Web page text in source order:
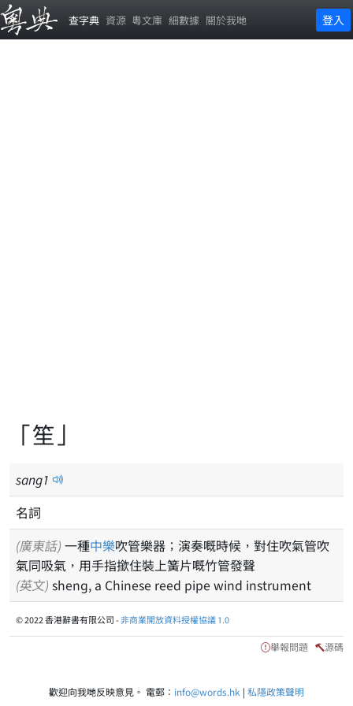
查字典 資源 粵文庫 細數據 關於我哋 登入
「笙」
sang1
名詞
(廣東話) 一種中樂吹管樂器；演奏嘅時候，對住吹氣管吹
氣同吸氣，用手指撳住裝上簧片嘅竹管發聲
(英文) sheng, a Chinese reed pipe wind instrument
© 2022 香港辭書有限公司 -非商業開放資料授權協議 1.0
舉報問題 源碼
歡迎向我哋反映意見。 電郵： info@words.hk | 私隱政策聲明